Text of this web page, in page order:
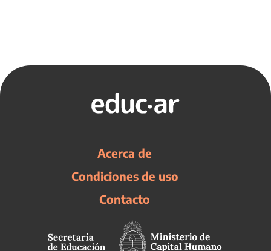
Acerca de
Condiciones de uso
Contacto